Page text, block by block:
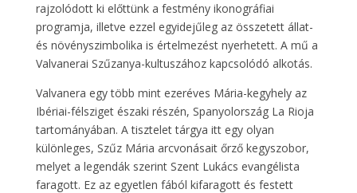
rajzolódott ki előttünk a festmény ikonográfiai
programja, illetve ezzel egyidejűleg az összetett állat-
és növényszimbolika is értelmezést nyerhetett. A mű a
Valvanerai Szűzanya-kultuszához kapcsolódó alkotás.
Valvanera egy több mint ezeréves Mária-kegyhely az
Ibériai-félsziget északi részén, Spanyolország La Rioja
tartományában. A tisztelet tárgya itt egy olyan
különleges, Szűz Mária arcvonásait őrző kegyszobor,
melyet a legendák szerint Szent Lukács evangélista
faragott. Ez az egyetlen fából kifaragott és festett